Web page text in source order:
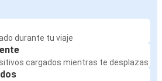
durante tu viaje
cargados mientras te desplazas